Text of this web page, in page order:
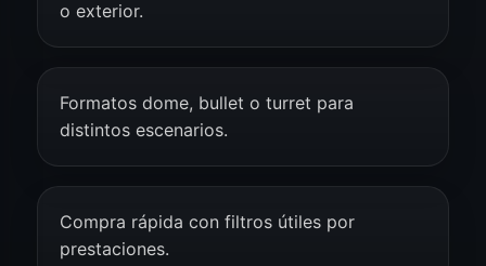
o exterior.
Formatos dome, bullet o turret para
distintos escenarios.
Compra rápida con filtros útiles por
prestaciones.